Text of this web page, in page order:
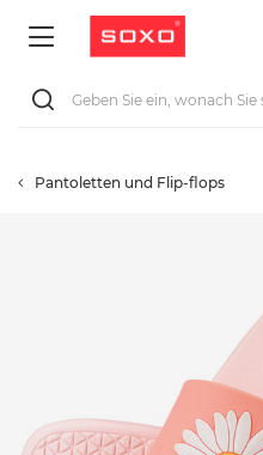
Pantoletten und Flip-flops